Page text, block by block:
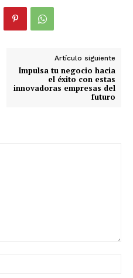
Artículo siguiente
Impulsa tu negocio hacia
el éxito con estas
innovadoras empresas del
futuro